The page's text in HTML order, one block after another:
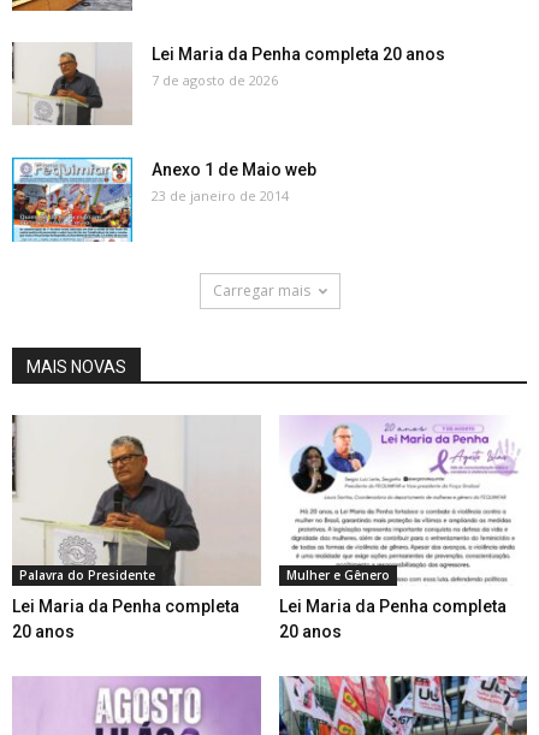
Lei Maria da Penha completa 20 anos
7 de agosto de 2026
Anexo 1 de Maio web
23 de janeiro de 2014
Carregar mais
MAIS NOVAS
Palavra do Presidente
Lei Maria da Penha completa
20 anos
Mulher e Gênero
Lei Maria da Penha completa
20 anos